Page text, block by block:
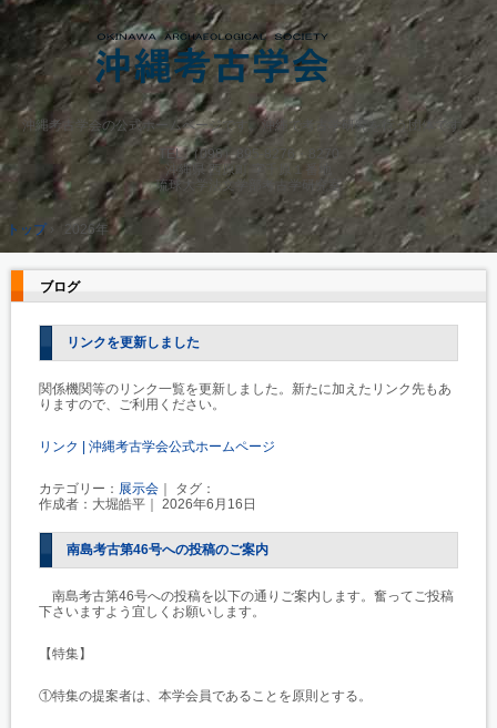
沖縄考古学会の公式ホームページです。沖縄で考古学研究を行う団体です。
TEL.（098）895-8276・8270
沖縄県 西原町 字千原１番地
琉球大学法文学部考古学研究室
トップ 2026年
ブログ
リンクを更新しました
関係機関等のリンク一覧を更新しました。新たに加えたリンク先もあ
りますので、ご利用ください。
リンク | 沖縄考古学会公式ホームページ
カテゴリー： 展示会 ｜ タグ：
作成者：大堀皓平｜ 2026年6月16日
南島考古第46号への投稿のご案内
南島考古第46号への投稿を以下の通りご案内します。奮ってご投稿
下さいますよう宜しくお願いします。
【特集】
①特集の提案者は、本学会員であることを原則とする。